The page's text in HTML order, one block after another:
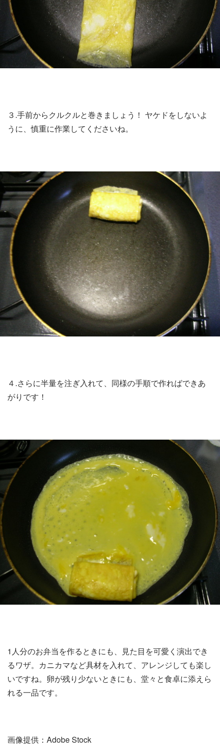
３.手前からクルクルと巻きましょう！ ヤケドをしないよ
うに、慎重に作業してくださいね。
４.さらに半量を注ぎ入れて、同様の手順で作ればできあ
がりです！
1人分のお弁当を作るときにも、見た目を可愛く演出でき
るワザ。カニカマなど具材を入れて、アレンジしても楽し
いですね。卵が残り少ないときにも、堂々と食卓に添えら
れる一品です。
画像提供：Adobe Stock